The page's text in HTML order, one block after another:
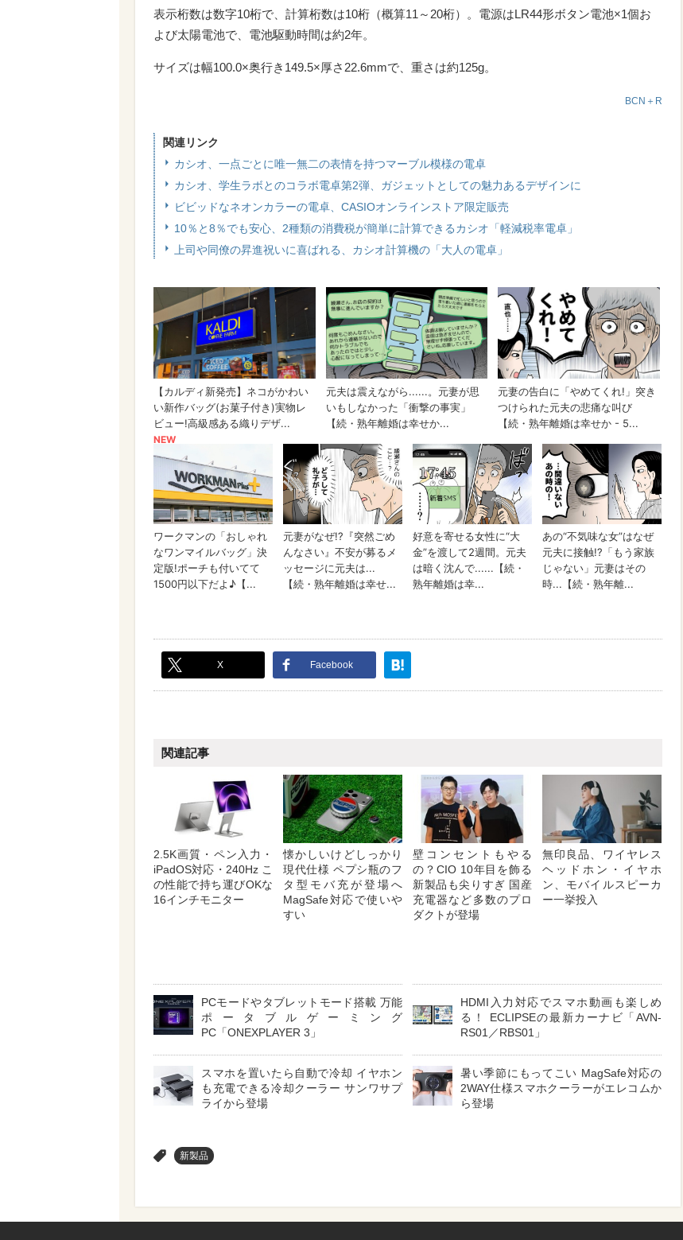
表示桁数は数字10桁で、計算桁数は10桁（概算11～20桁）。電源はLR44形ボタン電池×1個お
よび太陽電池で、電池駆動時間は約2年。
サイズは幅100.0×奥行き149.5×厚さ22.6mmで、重さは約125g。
BCN＋R
関連リンク
カシオ、一点ごとに唯一無二の表情を持つマーブル模様の電卓
カシオ、学生ラボとのコラボ電卓第2弾、ガジェットとしての魅力あるデザインに
ビビッドなネオンカラーの電卓、CASIOオンラインストア限定販売
10％と8％でも安心、2種類の消費税が簡単に計算できるカシオ「軽減税率電卓」
上司や同僚の昇進祝いに喜ばれる、カシオ計算機の「大人の電卓」
X Facebook
関連記事
2.5K画質・ペン入力・
iPadOS対応・240Hz こ
の性能で持ち運びOKな
16インチモニター
懐かしいけどしっかり
現代仕様 ペプシ瓶のフ
タ型モバ充が登場へ
MagSafe対応で使いや
すい
壁コンセントもやる
の？CIO 10年目を飾る
新製品も尖りすぎ 国産
充電器など多数のプロ
ダクトが登場
無印良品、ワイヤレス
ヘッドホン・イヤホ
ン、モバイルスピーカ
ー一挙投入
PCモードやタブレットモード搭載 万能
ポータブルゲーミング
PC「ONEXPLAYER 3」
HDMI入力対応でスマホ動画も楽しめ
る！ ECLIPSEの最新カーナビ「AVN-
RS01／RBS01」
スマホを置いたら自動で冷却 イヤホン
も充電できる冷却クーラー サンワサプ
ライから登場
暑い季節にもってこい MagSafe対応の
2WAY仕様スマホクーラーがエレコムか
ら登場
新製品